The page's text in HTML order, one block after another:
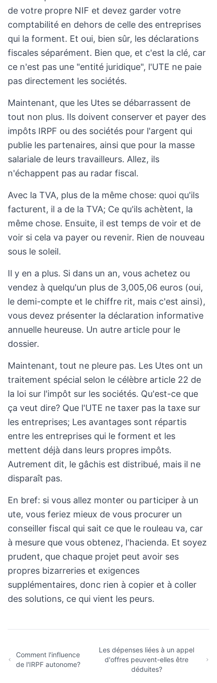
de votre propre NIF et devez garder votre
comptabilité en dehors de celle des entreprises
qui la forment. Et oui, bien sûr, les déclarations
fiscales séparément. Bien que, et c'est la clé, car
ce n'est pas une "entité juridique", l'UTE ne paie
pas directement les sociétés.
Maintenant, que les Utes se débarrassent de
tout non plus. Ils doivent conserver et payer des
impôts IRPF ou des sociétés pour l'argent qui
publie les partenaires, ainsi que pour la masse
salariale de leurs travailleurs. Allez, ils
n'échappent pas au radar fiscal.
Avec la TVA, plus de la même chose: quoi qu'ils
facturent, il a de la TVA; Ce qu'ils achètent, la
même chose. Ensuite, il est temps de voir et de
voir si cela va payer ou revenir. Rien de nouveau
sous le soleil.
Il y en a plus. Si dans un an, vous achetez ou
vendez à quelqu'un plus de 3,005,06 euros (oui,
le demi-compte et le chiffre rit, mais c'est ainsi),
vous devez présenter la déclaration informative
annuelle heureuse. Un autre article pour le
dossier.
Maintenant, tout ne pleure pas. Les Utes ont un
traitement spécial selon le célèbre article 22 de
la loi sur l'impôt sur les sociétés. Qu'est-ce que
ça veut dire? Que l'UTE ne taxer pas la taxe sur
les entreprises; Les avantages sont répartis
entre les entreprises qui le forment et les
mettent déjà dans leurs propres impôts.
Autrement dit, le gâchis est distribué, mais il ne
disparaît pas.
En bref: si vous allez monter ou participer à un
ute, vous feriez mieux de vous procurer un
conseiller fiscal qui sait ce que le rouleau va, car
à mesure que vous obtenez, l'hacienda. Et soyez
prudent, que chaque projet peut avoir ses
propres bizarreries et exigences
supplémentaires, donc rien à copier et à coller
des solutions, ce qui vient les peurs.
Comment l'influence
de l'IRPF autonome?
Les dépenses liées à un appel
d'offres peuvent-elles être
déduites?